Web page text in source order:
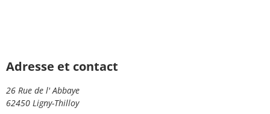
Adresse et contact
26 Rue de l' Abbaye
62450 Ligny-Thilloy